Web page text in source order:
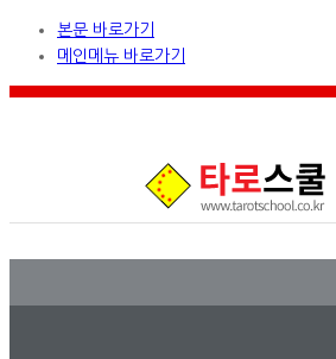
본문 바로가기
메인메뉴 바로가기